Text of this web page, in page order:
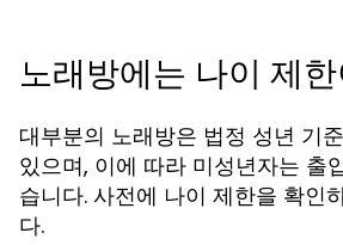
노래방에는 나이 제
대부분의 노래방은 법정 성년 기
있으며, 이에 따라 미성년자는 출
습니다. 사전에 나이 제한을 확인
다.